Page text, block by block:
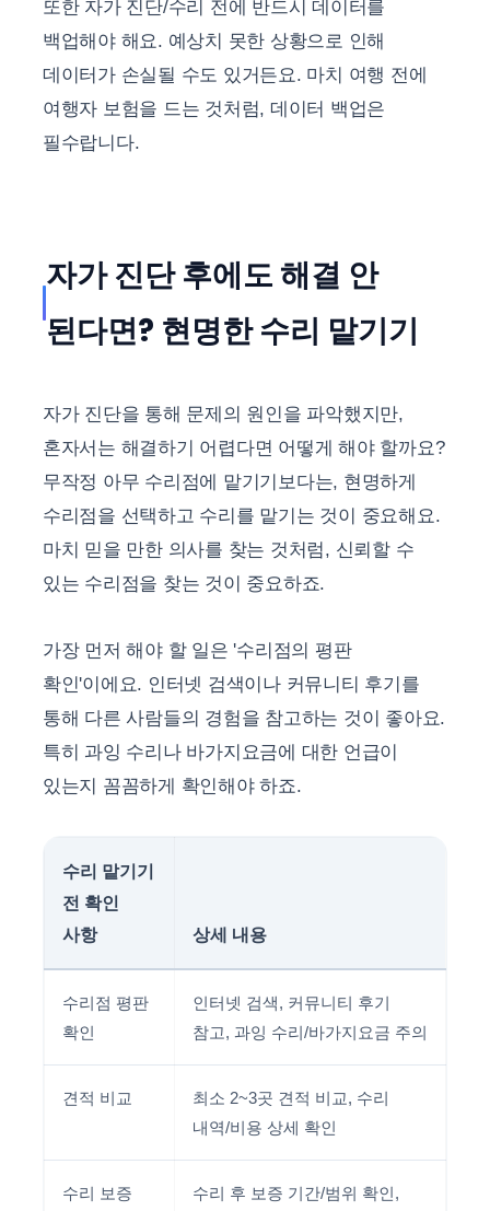
또한 자가 진단/수리 전에 반드시 데이터를
백업해야 해요. 예상치 못한 상황으로 인해
데이터가 손실될 수도 있거든요. 마치 여행 전에
여행자 보험을 드는 것처럼, 데이터 백업은
필수랍니다.
자가 진단 후에도 해결 안
된다면? 현명한 수리 맡기기
자가 진단을 통해 문제의 원인을 파악했지만,
혼자서는 해결하기 어렵다면 어떻게 해야 할까요?
무작정 아무 수리점에 맡기기보다는, 현명하게
수리점을 선택하고 수리를 맡기는 것이 중요해요.
마치 믿을 만한 의사를 찾는 것처럼, 신뢰할 수
있는 수리점을 찾는 것이 중요하죠.
가장 먼저 해야 할 일은 '수리점의 평판
확인'이에요. 인터넷 검색이나 커뮤니티 후기를
통해 다른 사람들의 경험을 참고하는 것이 좋아요.
특히 과잉 수리나 바가지요금에 대한 언급이
있는지 꼼꼼하게 확인해야 하죠.
수리 맡기기
전 확인
사항
상세 내용
수리점 평판
확인
인터넷 검색, 커뮤니티 후기
참고, 과잉 수리/바가지요금 주의
견적 비교
최소 2~3곳 견적 비교, 수리
내역/비용 상세 확인
수리 보증
수리 후 보증 기간/범위 확인,